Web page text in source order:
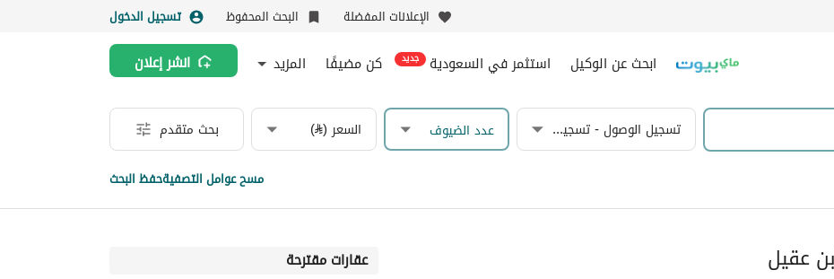
الإعلانات المفضلة البحث المحفوظ تسجيل الدخول
ابحث عن الوكيل استثمر في السعودية جديد كن مضيفًا المزيد انشر إعلان
تسجيل الوصول - تسجيل المغادرة عدد الضيوف السعر (⃁) بحث متقدم
مسح عوامل التصفيةحفظ البحث
عقيل عقارات مقترحة